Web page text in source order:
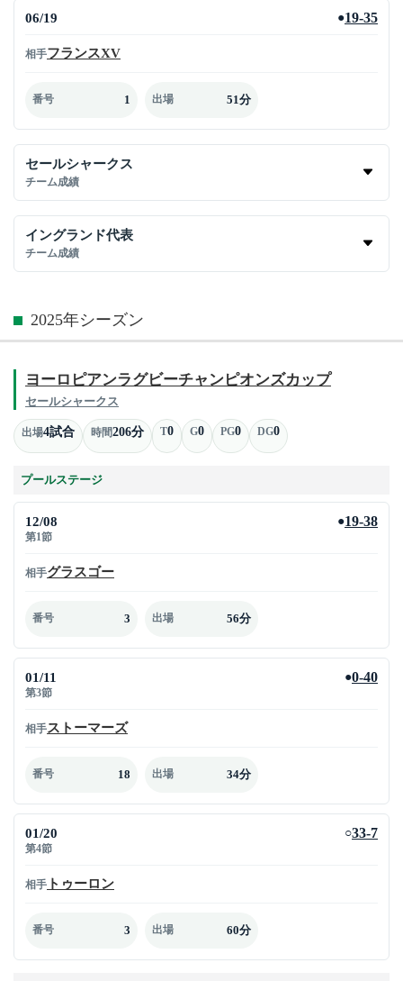
06/19 ●19-35
相手フランスXV
番号 1 出場 51分
セールシャークス
チーム成績
イングランド代表
チーム成績
2025年シーズン
ヨーロピアンラグビーチャンピオンズカップ
セールシャークス
出場4試合 時間206分 T0 G0 PG0 DG0
プールステージ
12/08
第1節
●19-38
相手グラスゴー
番号 3 出場 56分
01/11
第3節
●0-40
相手ストーマーズ
番号 18 出場 34分
01/20
第4節
○33-7
相手 トゥーロン
番号 3 出場 60分